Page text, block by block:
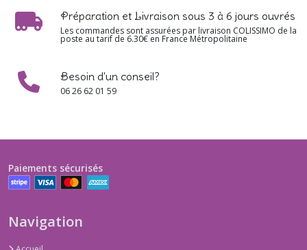
Préparation et Livraison sous 3 à 6 jours ouvrés
Les commandes sont assurées par livraison COLISSIMO de la
poste au tarif de 6.30€ en France Métropolitaine
Besoin d'un conseil?
06 26 62 01 59
Paiements sécurisés
Navigation